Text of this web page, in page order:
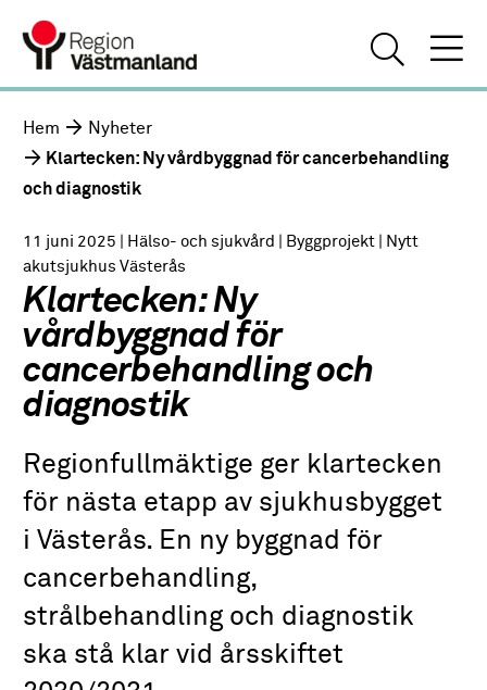
Hem
Nyheter
Klartecken: Ny vårdbyggnad för cancerbehandling
och diagnostik
11 juni 2025 | Hälso- och sjukvård | Byggprojekt
| Nytt
akutsjukhus Västerås
Klartecken: Ny
vårdbyggnad för
cancerbehandling och
diagnostik
Regionfullmäktige ger klartecken
för nästa etapp av sjukhusbygget
i Västerås. En ny byggnad för
cancerbehandling,
strålbehandling och diagnostik
ska stå klar vid årsskiftet